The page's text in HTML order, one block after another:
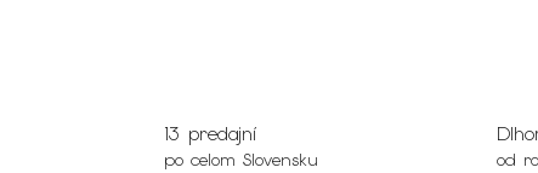
13 predajní
po celom Slovensku od